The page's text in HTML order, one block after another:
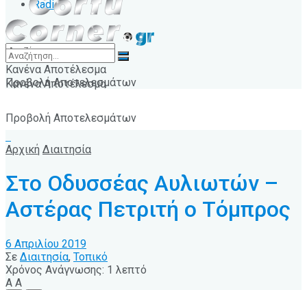
Radio
Κανένα Αποτέλεσμα
Προβολή Αποτελεσμάτων
Κανένα Αποτέλεσμα
Προβολή Αποτελεσμάτων
Αρχική Διαιτησία
Στο Οδυσσέας Αυλιωτών –
Αστέρας Πετριτή ο Τόμπρος
6 Απριλίου 2019
Σε Διαιτησία, Τοπικό
Χρόνος Ανάγνωσης: 1 λεπτό
A A